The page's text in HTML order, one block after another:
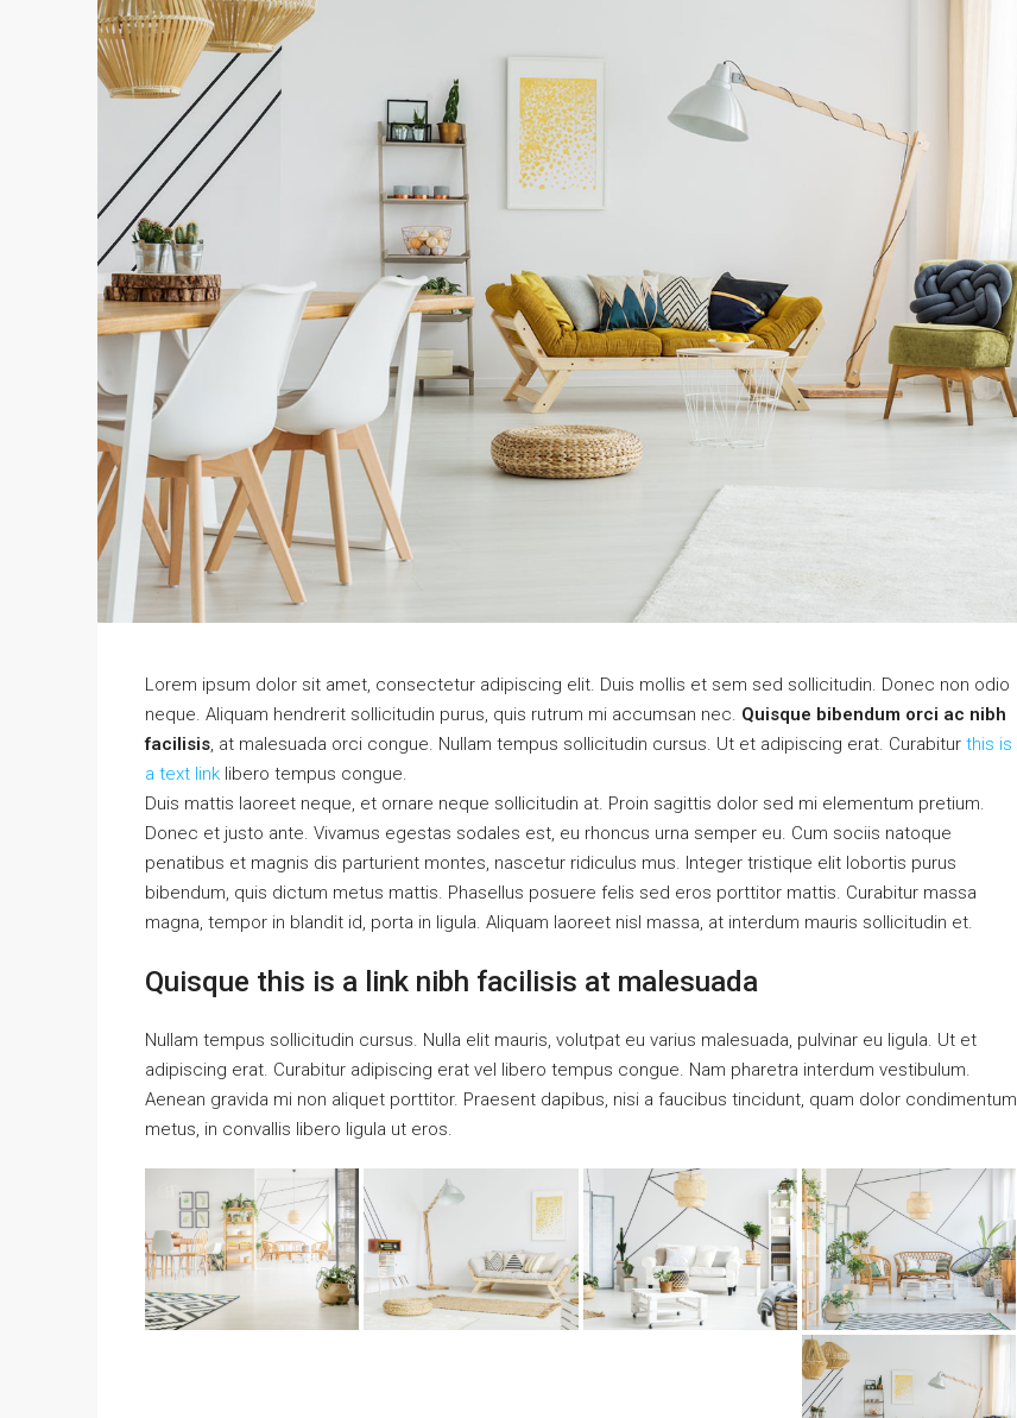
Lorem ipsum dolor sit amet, consectetur adipiscing elit. Duis mollis et sem sed sollicitudin. Donec non odio
neque. Aliquam hendrerit sollicitudin purus, quis rutrum mi accumsan nec. Quisque bibendum orci ac nibh
facilisis, at malesuada orci congue. Nullam tempus sollicitudin cursus. Ut et adipiscing erat. Curabitur this is
a text link libero tempus congue.
Duis mattis laoreet neque, et ornare neque sollicitudin at. Proin sagittis dolor sed mi elementum pretium.
Donec et justo ante. Vivamus egestas sodales est, eu rhoncus urna semper eu. Cum sociis natoque
penatibus et magnis dis parturient montes, nascetur ridiculus mus. Integer tristique elit lobortis purus
bibendum, quis dictum metus mattis. Phasellus posuere felis sed eros porttitor mattis. Curabitur massa
magna, tempor in blandit id, porta in ligula. Aliquam laoreet nisl massa, at interdum mauris sollicitudin et.
Quisque this is a link nibh facilisis at malesuada
Nullam tempus sollicitudin cursus. Nulla elit mauris, volutpat eu varius malesuada, pulvinar eu ligula. Ut et
adipiscing erat. Curabitur adipiscing erat vel libero tempus congue. Nam pharetra interdum vestibulum.
Aenean gravida mi non aliquet porttitor. Praesent dapibus, nisi a faucibus tincidunt, quam dolor condimentum
metus, in convallis libero ligula ut eros.